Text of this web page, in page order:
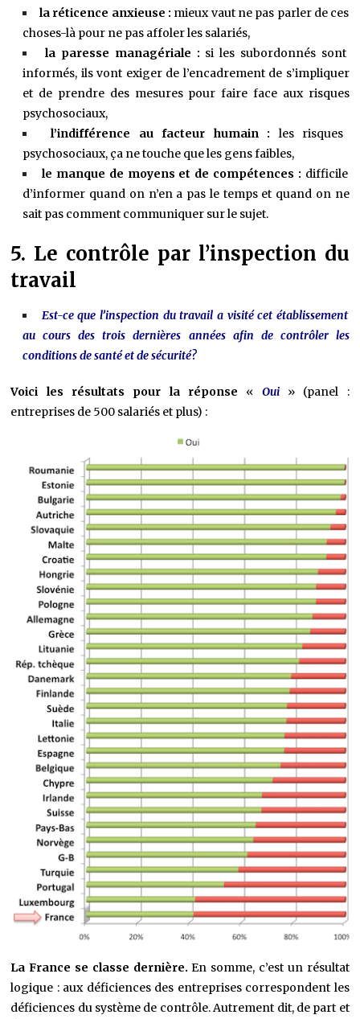
la réticence anxieuse : mieux vaut ne pas parler de ces
choses-là pour ne pas affoler les salariés,
la paresse managériale : si les subordonnés sont
informés, ils vont exiger de l’encadrement de s’impliquer
et de prendre des mesures pour faire face aux risques
psychosociaux,
l’indifférence au facteur humain : les risques
psychosociaux, ça ne touche que les gens faibles,
le manque de moyens et de compétences : difficile
d’informer quand on n’en a pas le temps et quand on ne
sait pas comment communiquer sur le sujet.
5. Le contrôle par l’inspection du
travail
Est-ce que l’inspection du travail a visité cet établissement
au cours des trois dernières années afin de contrôler les
conditions de santé et de sécurité?
Voici les résultats pour la réponse « Oui» (panel :
entreprises de 500 salariés et plus) :
La France se classe dernière. En somme, c’est un résultat
logique : aux déficiences des entreprises correspondent les
déficiences du système de contrôle. Autrement dit, de part et